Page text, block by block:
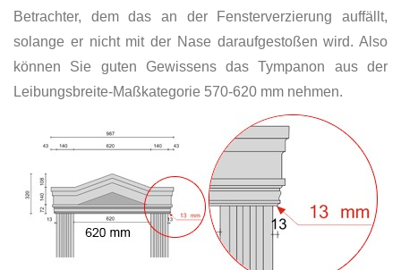
Betrachter, dem das an der Fensterverzierung auffällt,
solange er nicht mit der Nase daraufgestoßen wird. Also
können Sie guten Gewissens das Tympanon aus der
Leibungsbreite-Maßkategorie 570-620 mm nehmen.